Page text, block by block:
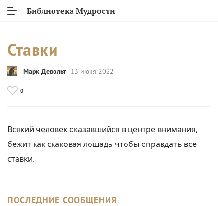
Библиотека Мудрости
Ставки
Марк Девольт 13 июня 2022
0
Всякий человек оказавшийся в центре внимания,
бежит как скаковая лошадь чтобы оправдать все
ставки.
ПОСЛЕДНИЕ СООБЩЕНИЯ